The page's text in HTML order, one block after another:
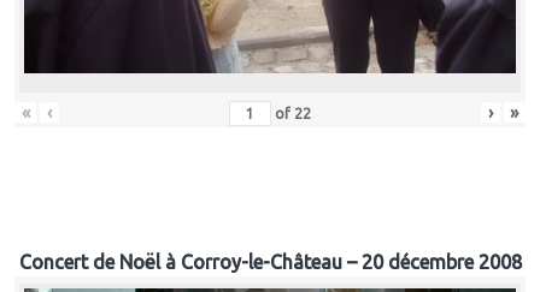
« ‹ of 22 › »
Concert de Noël à Corroy-le-Château – 20 décembre 2008